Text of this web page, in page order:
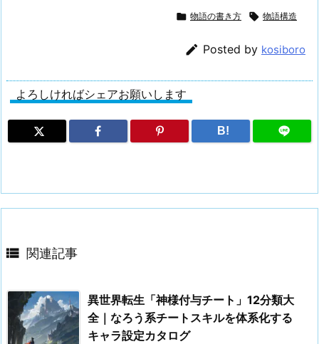
 物語の書き方  物語構造
 Posted by kosiboro
よろしければシェアお願いします
B!
 関連記事
異世界転生「神様付与チート」12分類大
全｜なろう系チートスキルを体系化する
キャラ設定カタログ